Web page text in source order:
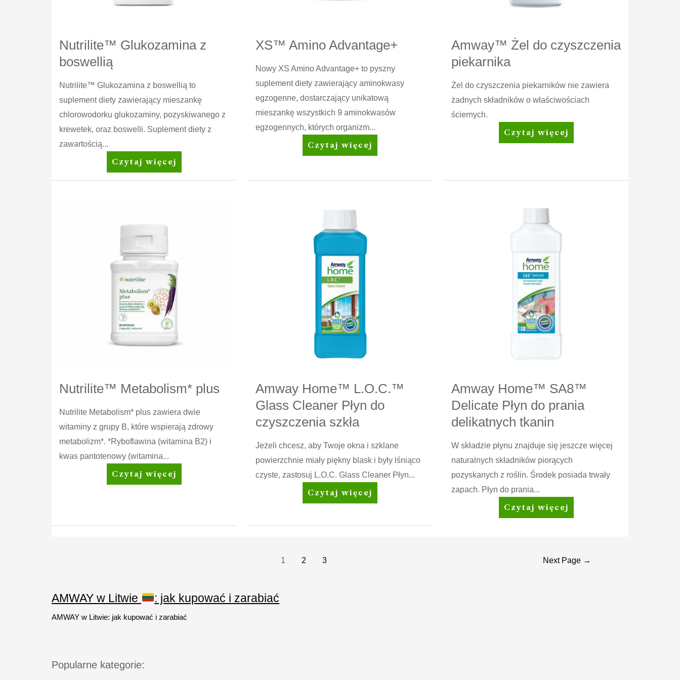
Nutrilite™ Glukozamina z
boswellią
Nutrilite™ Glukozamina z boswellią to
suplement diety zawierający mieszankę
chlorowodorku glukozaminy, pozyskiwanego z
krewetek, oraz boswelli. Suplement diety z
zawartością...
Nutrilite™
Glukozamina
Czytaj więcej
XS™ Amino Advantage+
Nowy XS Amino Advantage+ to pyszny
suplement diety zawierający aminokwasy
egzogenne, dostarczający unikatową
mieszankę wszystkich 9 aminokwasów
egzogennych, których organizm...
XS™
Amino
Czytaj więcej
Amway™ Żel do czyszczenia
piekarnika
Żel do czyszczenia piekarników nie zawiera
żadnych składników o właściwościach
ściernych.
Amway™
Żel
Czytaj więcej
Nutrilite™ Metabolism* plus
Nutrilite Metabolism* plus zawiera dwie
witaminy z grupy B, które wspierają zdrowy
metabolizm*. *Ryboflawina (witamina B2) i
kwas pantotenowy (witamina...
Nutrilite™
Metabolism*
Czytaj więcej
Amway Home™ L.O.C.™
Glass Cleaner Płyn do
czyszczenia szkła
Jeżeli chcesz, aby Twoje okna i szklane
powierzchnie miały piękny blask i były lśniąco
czyste, zastosuj L.O.C. Glass Cleaner Płyn...
Amway
Home™
Płyn
Czytaj więcej
Amway Home™ SA8™
Delicate Płyn do prania
delikatnych tkanin
W składzie płynu znajduje się jeszcze więcej
naturalnych składników piorących
pozyskanych z roślin. Środek posiada trwały
zapach. Płyn do prania...
Amway
Home™
Czytaj więcej
1 2 3 Next Page →
AMWAY w Litwie : jak kupować i zarabiać
AMWAY w Litwie: jak kupować i zarabiać
Popularne kategorie: